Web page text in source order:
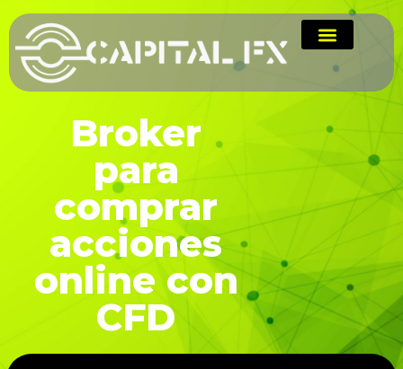
Broker
para
comprar
acciones
online con
CFD